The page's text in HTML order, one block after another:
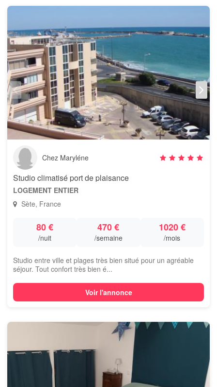
Chez Maryléne
Studio climatisé port de plaisance
LOGEMENT ENTIER
Sète, France
80 €
/nuit
470 €
/semaine
1020 €
/mois
Studio entre ville et plages très bien situé pour un agréable
séjour. Tout confort très bien é...
Voir l'annonce